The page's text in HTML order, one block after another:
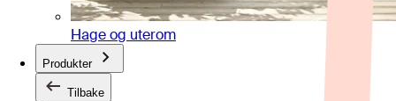
Hage og uterom
Produkter
Tilbake